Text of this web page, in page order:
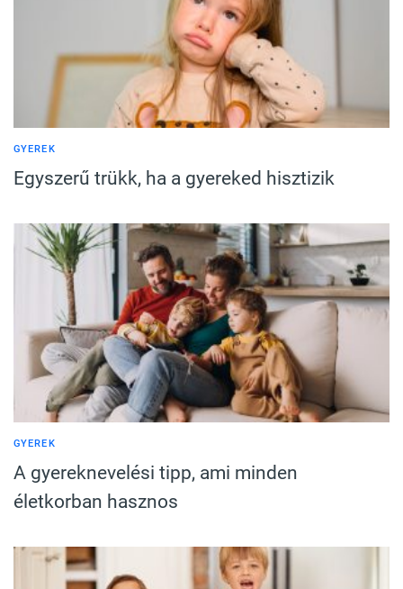
GYEREK
Egyszerű trükk, ha a gyereked hisztizik
GYEREK
A gyereknevelési tipp, ami minden
életkorban hasznos